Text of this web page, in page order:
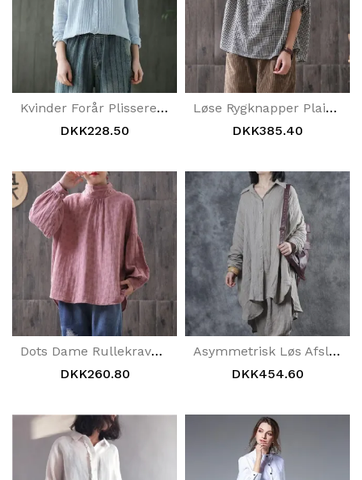
Kvinder Forår Plisseret Massiv Vintage Bomuldsgarn Skjorte
DKK228.50
Løse Rygknapper Plaid Dame Bomuldsbluse
DKK385.40
Dots Dame Rullekrave Lanterneærmet Bluse
DKK260.80
Asymmetrisk Løs Afslappet Linned Knapskjorte
DKK454.60